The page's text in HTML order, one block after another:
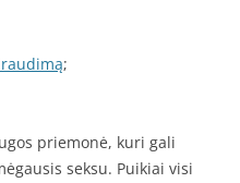
;
priemonė, kuri gali
seksu. Puikiai visi